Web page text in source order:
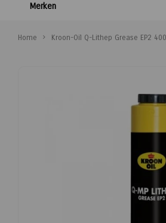
Merken
Home Kroon-Oil Q-Lithep Grease EP2